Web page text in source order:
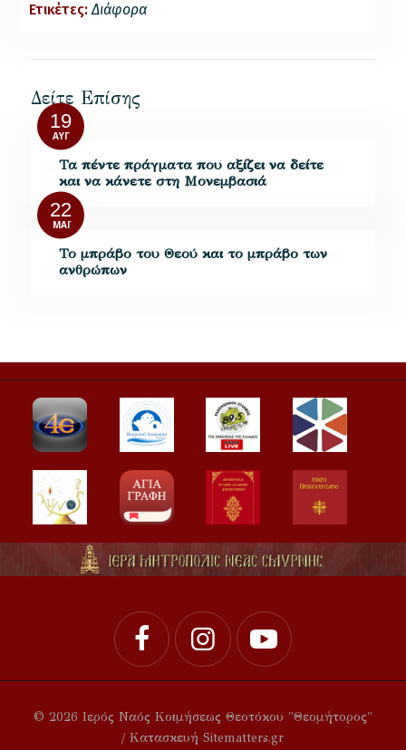
Ετικέτες: Διάφορα
Δείτε Επίσης
19
ΑΥΓ
Τα πέντε πράγματα που αξίζει να δείτε
και να κάνετε στη Μονεμβασιά
22
ΜΆΙ
Το μπράβο του Θεού και το μπράβο των
ανθρώπων
© 2026 Ιερός Ναός Κοιμήσεως Θεοτόκου "Θεομήτορος"
/ Κατασκευή Sitematters.gr